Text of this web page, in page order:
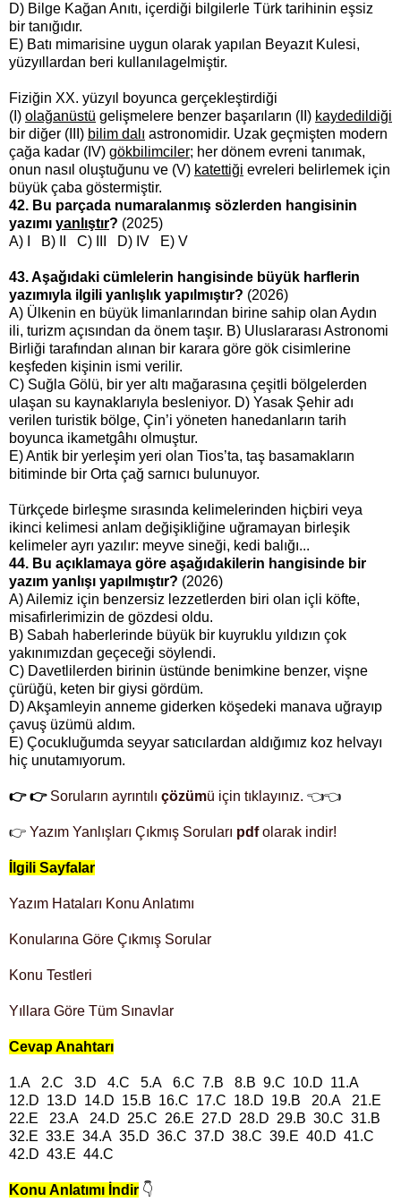
D) Bilge Kağan Anıtı, içerdiği bilgilerle Türk tarihinin eşsiz
bir tanığıdır.
E) Batı mimarisine uygun olarak yapılan Beyazıt Kulesi,
yüzyıllardan beri kullanılagelmiştir.
Fiziğin XX. yüzyıl boyunca gerçekleştirdiği
(I) olağanüstü gelişmelere benzer başarıların (II) kaydedildiği
bir diğer (III) bilim dalı astronomidir. Uzak geçmişten modern
çağa kadar (IV) gökbilimciler; her dönem evreni tanımak,
onun nasıl oluştuğunu ve (V) katettiği evreleri belirlemek için
büyük çaba göstermiştir.
42. Bu parçada numaralanmış sözlerden hangisinin
yazımı yanlıştır? (2025)
A) I B) II C) III D) IV E) V
43. Aşağıdaki cümlelerin hangisinde büyük harflerin
yazımıyla ilgili yanlışlık yapılmıştır? (2026)
A) Ülkenin en büyük limanlarından birine sahip olan Aydın
ili, turizm açısından da önem taşır. B) Uluslararası Astronomi
Birliği tarafından alınan bir karara göre gök cisimlerine
keşfeden kişinin ismi verilir.
C) Suğla Gölü, bir yer altı mağarasına çeşitli bölgelerden
ulaşan su kaynaklarıyla besleniyor. D) Yasak Şehir adı
verilen turistik bölge, Çin’i yöneten hanedanların tarih
boyunca ikametgâhı olmuştur.
E) Antik bir yerleşim yeri olan Tios’ta, taş basamakların
bitiminde bir Orta çağ sarnıcı bulunuyor.
Türkçede birleşme sırasında kelimelerinden hiçbiri veya
ikinci kelimesi anlam değişikliğine uğramayan birleşik
kelimeler ayrı yazılır: meyve sineği, kedi balığı...
44. Bu açıklamaya göre aşağıdakilerin hangisinde bir
yazım yanlışı yapılmıştır? (2026)
A) Ailemiz için benzersiz lezzetlerden biri olan içli köfte,
misafirlerimizin de gözdesi oldu.
B) Sabah haberlerinde büyük bir kuyruklu yıldızın çok
yakınımızdan geçeceği söylendi.
C) Davetlilerden birinin üstünde benimkine benzer, vişne
çürüğü, keten bir giysi gördüm.
D) Akşamleyin anneme giderken köşedeki manava uğrayıp
çavuş üzümü aldım.
E) Çocukluğumda seyyar satıcılardan aldığımız koz helvayı
hiç unutamıyorum.
👉 👉 Soruların ayrıntılı çözümü için tıklayınız. 👈👈
👉 Yazım Yanlışları Çıkmış Soruları pdfolarak indir!
İlgili Sayfalar
Yazım Hataları Konu Anlatımı
Konularına Göre Çıkmış Sorular
Konu Testleri
Yıllara Göre Tüm Sınavlar
Cevap Anahtarı
1.A 2.C 3.D 4.C 5.A 6.C 7.B 8.B 9.C 10.D 11.A
12.D 13.D 14.D 15.B 16.C 17.C 18.D 19.B 20.A 21.E
22.E 23.A 24.D 25.C 26.E 27.D 28.D 29.B 30.C 31.B
32.E 33.E 34.A 35.D 36.C 37.D 38.C 39.E 40.D 41.C
42.D 43.E 44.C
Konu Anlatımı İndir 👇